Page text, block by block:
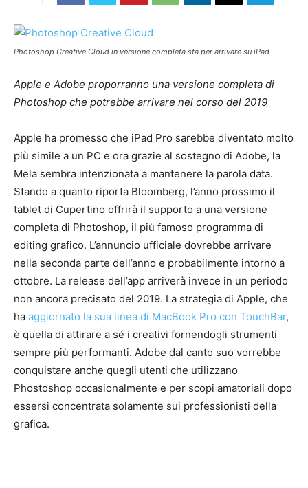
Photoshop Creative Cloud in versione completa sta per arrivare su iPad
Apple e Adobe proporranno una versione completa di
Photoshop che potrebbe arrivare nel corso del 2019
Apple ha promesso che iPad Pro sarebbe diventato molto
più simile a un PC e ora grazie al sostegno di Adobe, la
Mela sembra intenzionata a mantenere la parola data.
Stando a quanto riporta Bloomberg, l’anno prossimo il
tablet di Cupertino offrirà il supporto a una versione
completa di Photoshop, il più famoso programma di
editing grafico. L’annuncio ufficiale dovrebbe arrivare
nella seconda parte dell’anno e probabilmente intorno a
ottobre. La release dell’app arriverà invece in un periodo
non ancora precisato del 2019. La strategia di Apple, che
ha aggiornato la sua linea di MacBook Pro con TouchBar,
è quella di attirare a sé i creativi fornendogli strumenti
sempre più performanti. Adobe dal canto suo vorrebbe
conquistare anche quegli utenti che utilizzano
Phostoshop occasionalmente e per scopi amatoriali dopo
essersi concentrata solamente sui professionisti della
grafica.